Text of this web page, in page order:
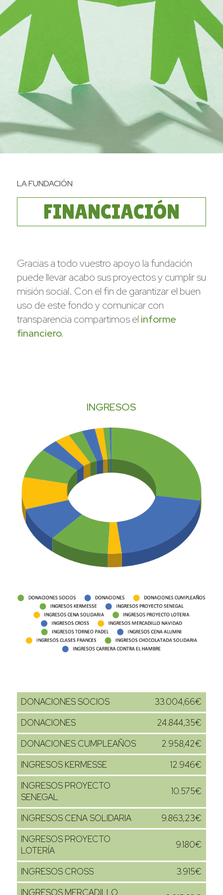
LA FUNDACIÓN
FINANCIACIÓN
Gracias a todo vuestro apoyo la fundación
puede llevar acabo sus proyectos y cumplir su
misión social. Con el fin de garantizar el buen
uso de este fondo y comunicar con
transparencia compartimos el informe
financiero.
INGRESOS
DONACIONES SOCIOS
33.004,66€
DONACIONES
24.844,35€
DONACIONES CUMPLEAÑOS
2.958,42€
INGRESOS KERMESSE
12.946€
INGRESOS PROYECTO
SENEGAL
10.575€
INGRESOS CENA SOLIDARIA
9.863,23€
INGRESOS PROYECTO
LOTERÍA
9.180€
INGRESOS CROSS
3.915€
INGRESOS MERCADILLO